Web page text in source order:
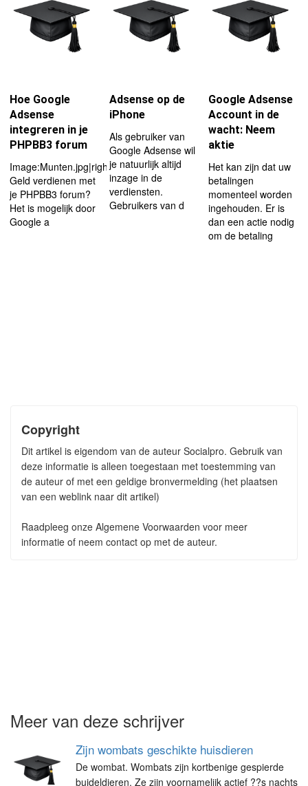
Hoe Google
Adsense
integreren in je
PHPBB3 forum
Image:Munten.jpg|right|thumb|116px
Geld verdienen met
je PHPBB3 forum?
Het is mogelijk door
Google a
Adsense op de
iPhone
Als gebruiker van
Google Adsense wil
je natuurlijk altijd
inzage in de
verdiensten.
Gebruikers van d
Google Adsense
Account in de
wacht: Neem
aktie
Het kan zijn dat uw
betalingen
momenteel worden
ingehouden. Er is
dan een actie nodig
om de betaling
Copyright
Dit artikel is eigendom van de auteur Socialpro. Gebruik van
deze informatie is alleen toegestaan met toestemming van
de auteur of met een geldige bronvermelding (het plaatsen
van een weblink naar dit artikel)
Raadpleeg onze Algemene Voorwaarden voor meer
informatie of neem contact op met de auteur.
Meer van deze schrijver
Zijn wombats geschikte huisdieren
De wombat. Wombats zijn kortbenige gespierde
buideldieren. Ze zijn voornamelijk actief ??s nachts